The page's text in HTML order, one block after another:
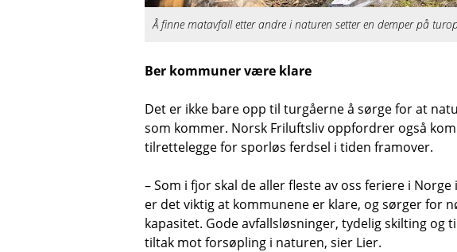
Å finne matavfall etter andre i naturen setter en demper på
Ber kommuner være klare
Det er ikke bare opp til turgåerne å sørge for at
som kommer. Norsk Friluftsliv oppfordrer også
tilrettelegge for sporløs ferdsel i tiden framover.
– Som i fjor skal de aller fleste av oss feriere i
er det viktig at kommunene er klare, og sørger for
kapasitet. Gode avfallsløsninger, tydelig skilting og
tiltak mot forsøpling i naturen, sier Lier.